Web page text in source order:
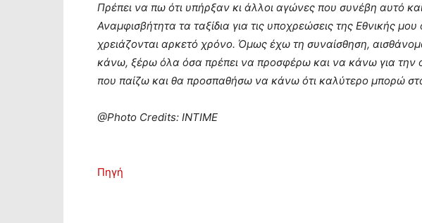
Πρέπει να πω ότι υπήρξαν κι άλλοι αγώνες που συνέβη αυτό
Αναμφισβήτητα τα ταξίδια για τις υποχρεώσεις της Εθνικής
χρειάζονται αρκετό χρόνο. Όμως έχω τη συναίσθηση,
κάνω, ξέρω όλα όσα πρέπει να προσφέρω και να κάνω για την
που παίζω και θα προσπαθήσω να κάνω ότι καλύτερο μπορώ
@Photo Credits: INTIME
Πηγή